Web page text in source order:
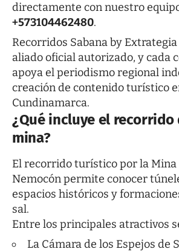
directamente con nuestro
+573104462480.
Recorridos Sabana by
aliado oficial autorizado, y cada
apoya el periodismo regional
creación de contenido turístico
Cundinamarca.
¿Qué incluye el recorrido
mina?
El recorrido turístico por la Mina
Nemocón permite conocer
espacios históricos y
sal.
Entre los principales atractivos
La Cámara de los Espejos de